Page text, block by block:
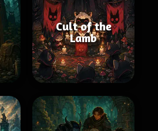
Cult of the
Lamb